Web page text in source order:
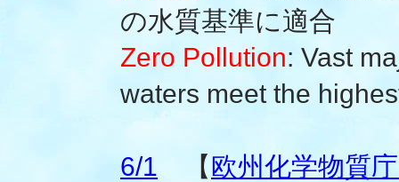
の水質基準に適合
Zero Pollution: Vast
waters meet the
6/1 【欧州化学物質